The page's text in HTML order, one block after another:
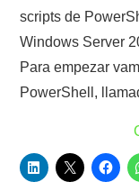
scripts de
Windows Server
Para empezar
PowerShell,